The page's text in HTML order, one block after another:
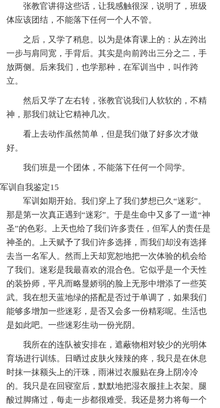
张教官讲得这些话，让我感触很深，说明了，班级
体应该团结，不能落下任何一个人不管。
之后，又学了稍息。以为是体育课上的：从左跨出
一步与肩同宽，手背后。其实是向前跨出三分之二，手
放两侧。后来我们，也学那种，在军训当中，叫作跨
立。
然后又学了左右转，张教官说我们人软软的，不精
神，那我们就让它精神几次。
看上去动作虽然简单，但是我们做了好多次才做
好。
我们班是一个团体，不能落下任何一个同学。
军训自我鉴定15
军训如期开始。我们穿上了我们梦想已久“迷彩”。
那是第一次真正遇到“迷彩”。于是生命中又多了一道“神
圣”的色彩。上天也给了我们许多责任，但军人的责任是
神圣的。上天赋予了我们许多选择，而我们却没有选择
去当一名军人。然而上天却宽恕地把一次体验的机会给
了我们。迷彩是我最喜欢的混合色。它似乎是一个天性
的装扮师，平凡而略显娇弱的脸上无形中增添了一些英
武。我在想天蓝地绿的搭配是否过于单调了，如果我们
能够多增加一些迷彩，是否又会多一份精彩呢。生活也
是如此吧。一些迷彩生动一份光阴。
我所在的连队被安排在，遮蔽物相对较少的光明体
育场进行训练。日晒过皮肤火辣辣的疼，我只是在休息
时抹一抹额头上的汗珠，雨淋过衣服贴在身上阴冷冷
的。我只是在回寝室后，默默地把湿衣服挂上衣架。腿
酸过脚痛过，每走一步都很难受。我还是努力将每一个